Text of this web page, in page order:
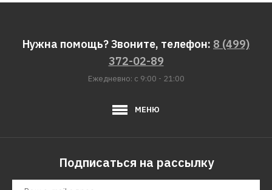
Нужна помощь? Звоните, телефон: 8 (499)
372-02-89
Ежедневно: с 9:00 - 21:00
МЕНЮ
Подписаться на рассылку